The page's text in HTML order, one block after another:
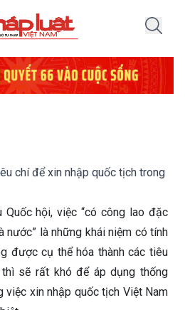
chí để xin nhập quốc tịch trong
hội, việc “có công lao đặc
nước” là những khái niệm có tính
được cụ thể hóa thành các tiêu
sẽ rất khó để áp dụng thống
việc xin nhập quốc tịch Việt Nam